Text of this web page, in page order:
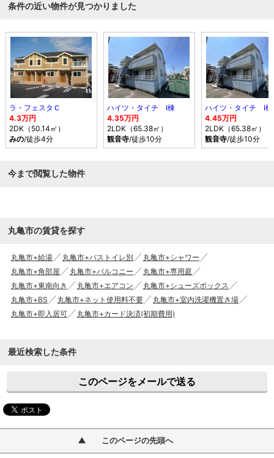
条件の近い物件が見つかりました
ラ・フェスタＣ
4.3万円
2DK（50.14㎡）
みの/徒歩4分
ハイツ・タイチ Ⅰ棟
4.35万円
2LDK（65.38㎡）
観音寺/徒歩10分
ハイツ・タイチ Ⅰ棟
4.45万円
2LDK（65.38㎡）
観音寺/徒歩10分
今まで閲覧した物件
丸亀市の賃貸を探す
丸亀市+給湯 丸亀市+バストイレ別
丸亀市+シャワー
丸亀市+角部屋
丸亀市+バルコニー
丸亀市+専用庭
丸亀市+東南向き
丸亀市+エアコン
丸亀市+シューズボックス
丸亀市+BS
丸亀市+ネット使用料不要
丸亀市+室内洗濯機置き場
丸亀市+即入居可
丸亀市+カード決済(初期費用)
最近検索した条件
このページをメールで送る
このページの先頭へ